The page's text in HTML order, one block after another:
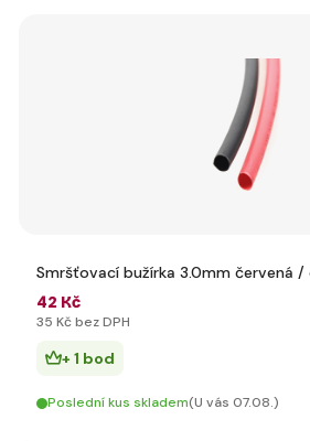
Smršťovací bužírka 3.0mm červená /
42 Kč
35 Kč bez DPH
+ 1 bod
Poslední kus skladem(U vás 07.08.)